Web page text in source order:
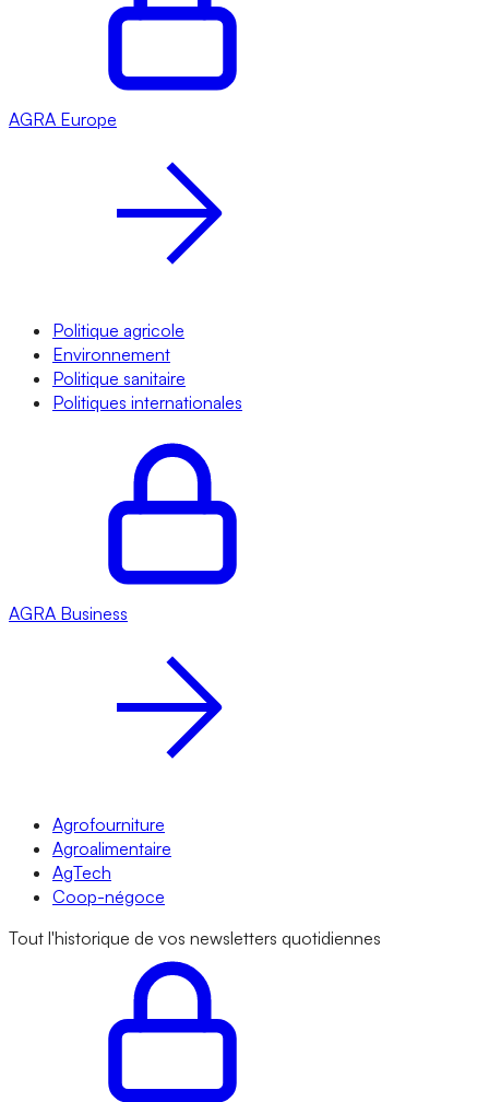
AGRA Europe
Politique agricole
Environnement
Politique sanitaire
Politiques internationales
AGRA Business
Agrofourniture
Agroalimentaire
AgTech
Coop-négoce
Tout l'historique de vos newsletters quotidiennes